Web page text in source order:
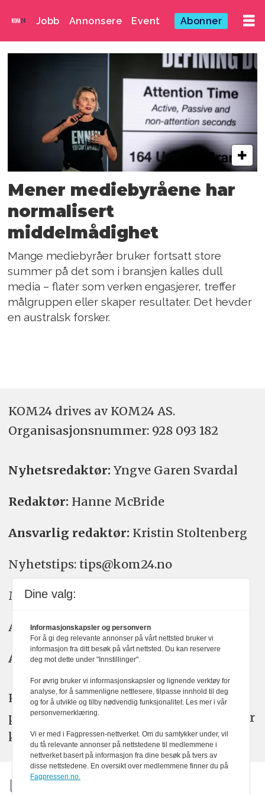
Jobb Annonsere Event Abonner
Emne:
medieproblemer
Mener mediebyråene har
normalisert
middelmådighet
Mange mediebyråer bruker fortsatt store
summer på det som i bransjen kalles dull
media – flater som verken engasjerer, treffer
målgruppen eller skaper resultater. Det hevder
en australsk forsker.
KOM24 drives av KOM24 AS.
Organisasjons­nummer: 928 093 182
Nyhetsredaktør: Yngve Garen Svardal
Redaktør: Hanne McBride
Ansvarlig redaktør: Kristin Stoltenberg
Nyhetstips: tips@kom24.no
Meninger: meninger@kom24.no
Annonse: annonse@watchmedia.no
Abonnement:kom24@watchmedia.no
KOM24 arbeider etter Vær Varsom-
plakatens regler for god presseskikk. Her
kan du lese mer omPFUsarbeid.
Dine valg:
Informasjonskapsler og personvern
For å gi deg relevante annonser på vårt nettsted bruker vi
informasjon fra ditt besøk på vårt nettsted. Du kan reservere
deg mot dette under "Innstillinger".
For øvrig bruker vi informasjonskapsler og lignende verktøy for
analyse, for å sammenligne nettlesere, tilpasse innhold til deg
og for å utvikle og tilby nødvendig funksjonalitet. Les mer i vår
personvernerklæring.
Vi er med i Fagpressen-nettverket. Om du samtykker under, vil
du få relevante annonser på nettstedene til medlemmene i
nettverket basert på informasjon fra dine besøk på tvers av
disse nettstedene. En oversikt over medlemmene finner du på
Fagpressen.no.